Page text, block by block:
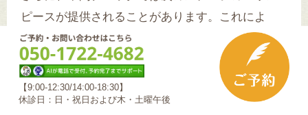
ピースが提供されることがあります。これによ
り、患者は計画通りに治療を進めることができる
ようになります。また、新しいマウスピースのフ
ィット感や装着方法についても再確認し、患者が
安心して使用できるようサポートします。
【9:00-12:30/14:00-18:30】
休診日：日・祝日および木・土曜午後